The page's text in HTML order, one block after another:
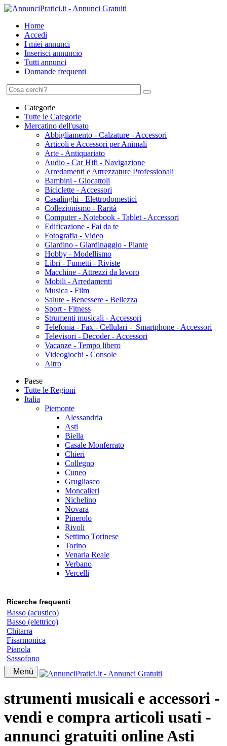
Home
Accedi
I miei annunci
Inserisci annuncio
Tutti annunci
Domande frequenti
Categorie
Tutte le Categorie
Mercatino dell'usato
Abbigliamento - Calzature - Accessori
Articoli e Accessori per Animali
Arte - Antiquariato
Audio - Car Hifi - Navigazione
Arredamenti e Attrezzature Professionali
Bambini - Giocattoli
Biciclette - Accessori
Casalinghi - Elettrodomestici
Collezionismo - Rarità
Computer - Notebook - Tablet - Accessori
Edificazione - Fai da te
Fotografia - Video
Giardino - Giardinaggio - Piante
Hobby - Modellismo
Libri - Fumetti - Riviste
Macchine - Attrezzi da lavoro
Mobili - Arredamenti
Musica - Film
Salute - Benessere - Bellezza
Sport - Fitness
Strumenti musicali - Accessori
Telefonia - Fax - Cellulari - Smartphone - Accessori
Televisori - Decoder - Accessori
Vacanze - Tempo libero
Videogiochi - Console
Altro
Paese
Tutte le Regioni
Italia
Piemonte
Alessandria
Asti
Biella
Casale Monferrato
Chieri
Collegno
Cuneo
Grugliasco
Moncalieri
Nichelino
Novara
Pinerolo
Rivoli
Settimo Torinese
Torino
Venaria Reale
Verbano
Vercelli
Ricerche frequenti
Basso (acustico)
Basso (elettrico)
Chitarra
Fisarmonica
Pianola
Sassofono
Menü
strumenti musicali e accessori -
vendi e compra articoli usati -
annunci gratuiti online Asti